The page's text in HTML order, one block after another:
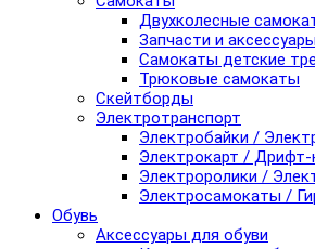
Двухколесные
Запчасти и
Самокаты детские
Трюковые самокаты
Скейтборды
Электротранспорт
Электробайки /
Электрокарт / Дрифт-
Электроролики /
Электросамокаты /
Обувь
Аксессуары для обуви